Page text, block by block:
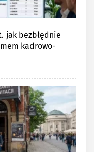
jak bezbłędnie
kadrowo-